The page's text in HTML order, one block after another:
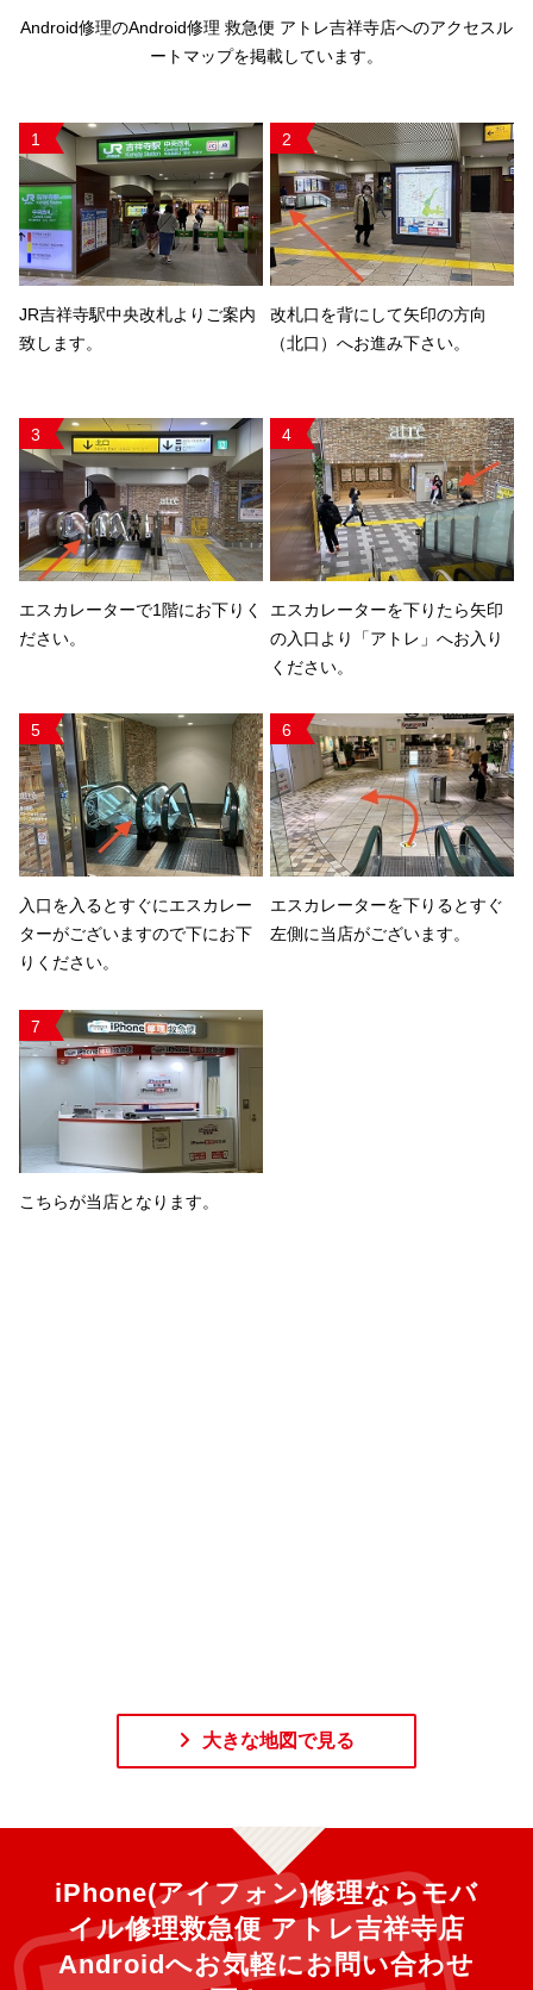
Android修理のAndroid修理 救急便 アトレ吉祥寺店へのアクセスル
ートマップを掲載しています。
1
JR吉祥寺駅中央改札よりご案内
致します。
2
改札口を背にして矢印の方向
（北口）へお進み下さい。
3
エスカレーターで1階にお下りく
ださい。
4
エスカレーターを下りたら矢印
の入口より「アトレ」へお入り
ください。
5
入口を入るとすぐにエスカレー
ターがございますので下にお下
りください。
6
エスカレーターを下りるとすぐ
左側に当店がございます。
7
こちらが当店となります。
大きな地図で見る
iPhone(アイフォン)修理ならモバ
イル修理救急便 アトレ吉祥寺店
Androidへお気軽にお問い合わせ